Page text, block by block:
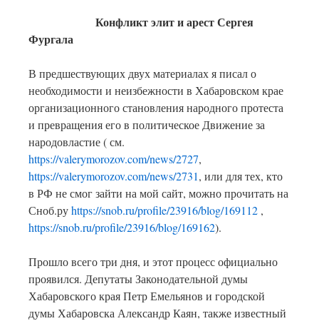
Конфликт элит и арест Сергея
Фургала
В предшествующих двух материалах я писал о
необходимости и неизбежности в Хабаровском крае
организационного становления народного протеста
и превращения его в политическое Движение за
народовластие ( см.
https://valerymorozov.com/news/2727,
https://valerymorozov.com/news/2731, или для тех, кто
в РФ не смог зайти на мой сайт, можно прочитать на
Сноб.руhttps://snob.ru/profile/23916/blog/169112 ,
https://snob.ru/profile/23916/blog/169162).
Прошло всего три дня, и этот процесс официально
проявился. Депутаты Законодательной думы
Хабаровского края Петр Емельянов и городской
думы Хабаровска Александр Каян, также известный